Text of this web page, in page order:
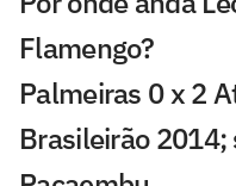
Flamengo?
Palmeiras 0 x 2
Brasileirão 2014;